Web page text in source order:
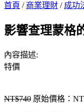
首頁 / 商業理財 / 成功
影響查理蒙格
內容描述:
特價
NT$740 原始價格：